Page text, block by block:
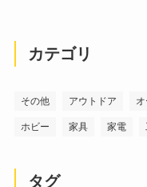
カテゴリ
その他 アウトドア
ホビー 家具 家電
タグ